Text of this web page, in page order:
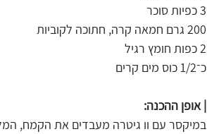
3 כפיות סוכר
200 גרם חמאה קרה, חתוכה לקוביות
2 כפות חומץ רגיל
כ־1/2 כוס מים קרים
| אופן ההכנה:
במיקסר עם וו גיטרה מעבדים את הקמח,